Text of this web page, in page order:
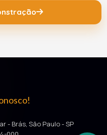
- Brás, São Paulo - SP